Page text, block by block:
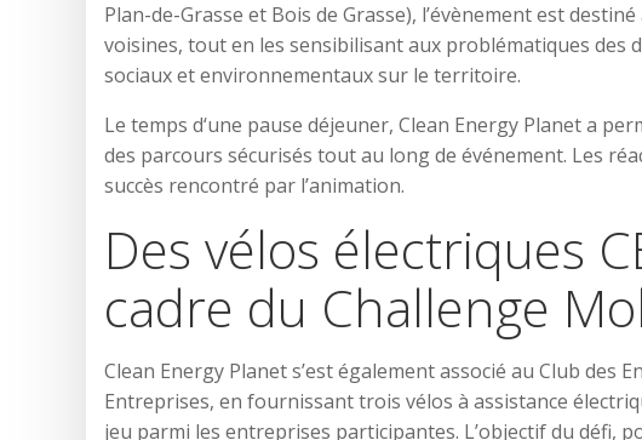
Plan-de-Grasse et Bois de Grasse), l’évènement est
voisines, tout en les sensibilisant aux problématiques des
sociaux et environnementaux sur le territoire.
Le temps d‘une pause déjeuner, Clean Energy Planet a
des parcours sécurisés tout au long de événement. Les
succès rencontré par l’animation.
Des vélos électriques
cadre du Challenge
Clean Energy Planet s’est également associé au Club
Entreprises, en fournissant trois vélos à assistance
jeu parmi les entreprises participantes. L’objectif du défi,